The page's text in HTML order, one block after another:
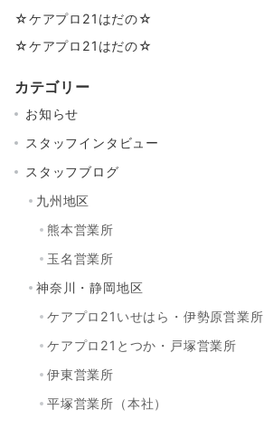
☆ケアプロ21はだの☆
☆ケアプロ21はだの☆
カテゴリー
お知らせ
スタッフインタビュー
スタッフブログ
九州地区
熊本営業所
玉名営業所
神奈川・静岡地区
ケアプロ21いせはら・伊勢原営業所
ケアプロ21とつか・戸塚営業所
伊東営業所
平塚営業所（本社）